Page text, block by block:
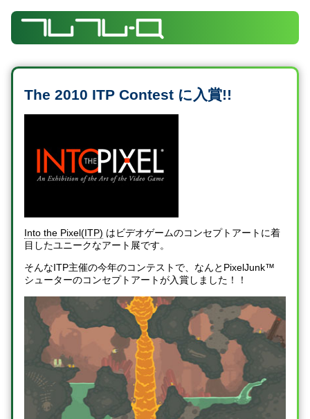
The 2010 ITP Contest に入賞!!
Into the Pixel(ITP) はビデオゲームのコンセプトアートに着
目したユニークなアート展です。
そんなITP主催の今年のコンテストで、なんとPixelJunk™
シューターのコンセプトアートが入賞しました！！